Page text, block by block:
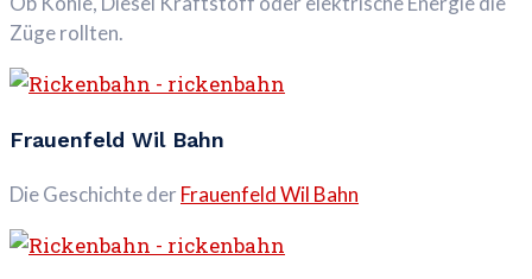
Züge rollten.
Frauenfeld Wil Bahn
Die Geschichte der Frauenfeld Wil Bahn